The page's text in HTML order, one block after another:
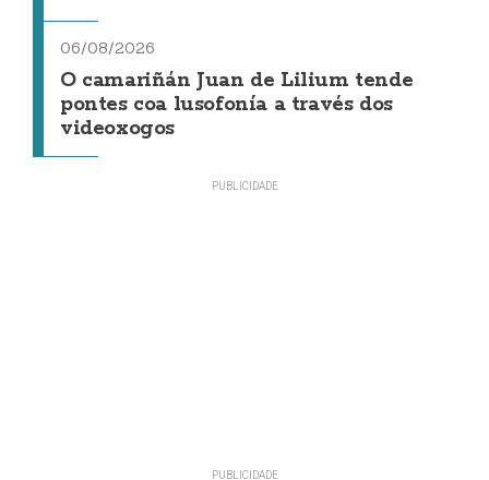
06/08/2026
O camariñán Juan de Lilium tende
pontes coa lusofonía a través dos
videoxogos